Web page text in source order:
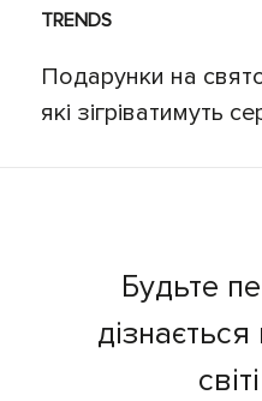
TRENDS
Подарунки на
які зігріватимуть
Будьте